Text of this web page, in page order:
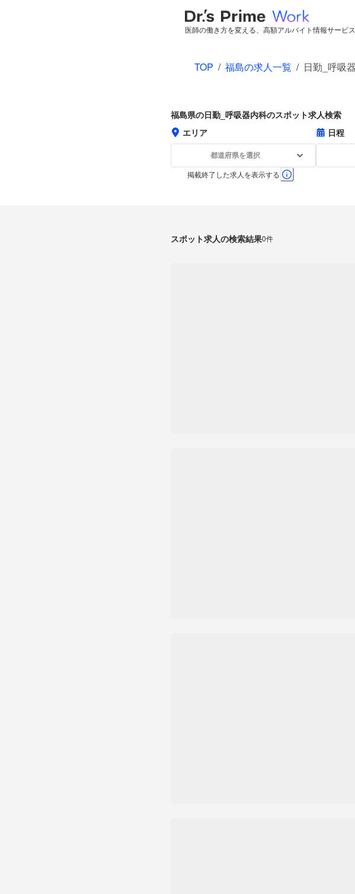
医師の働き方を変える、高額アルバイト情報サービス
TOP / 福島の求人一覧 / 日勤_呼吸
福島県の日勤_呼吸器内科のスポット求人検索
エリア
都道府県を選択
日程
掲載終了した求人を表示する
スポット求人の検索結果0件